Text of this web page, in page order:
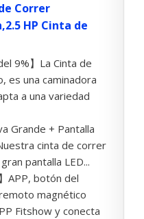
Correr
HP Cinta de
9%】La Cinta de
es una caminadora
a una variedad
Grande + Pantalla
cinta de correr
pantalla LED...
APP, botón del
magnético
Fitshow y conecta